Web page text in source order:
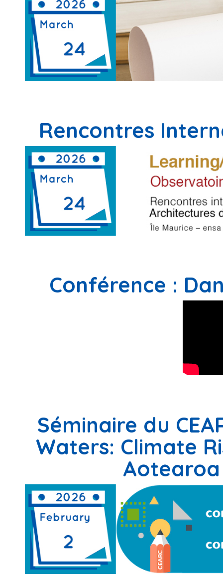
Rencontres
Conférence :
Séminaire du
Waters: Climate
Aotearoa